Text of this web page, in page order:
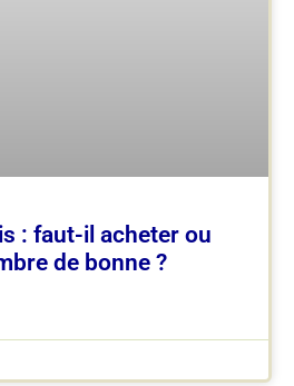
: faut-il acheter ou
de bonne ?